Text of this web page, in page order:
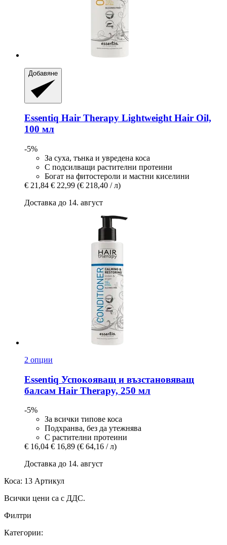
Добавяне
Essentiq Hair Therapy Lightweight Hair Oil,
100 мл
-5%
За суха, тънка и увредена коса
С подсилващи растителни протеини
Богат на фитостероли и мастни киселини
€ 21,84 € 22,99 (€ 218,40 / л)
Доставка до 14. август
2 опции
Essentiq Успокояващ и възстановяващ
балсам Hair Therapy, 250 мл
-5%
За всички типове коса
Подхранва, без да утежнява
С растителни протеини
€ 16,04 € 16,89 (€ 64,16 / л)
Доставка до 14. август
Коса: 13 Артикул
Всички цени са с ДДС.
Филтри
Категории: